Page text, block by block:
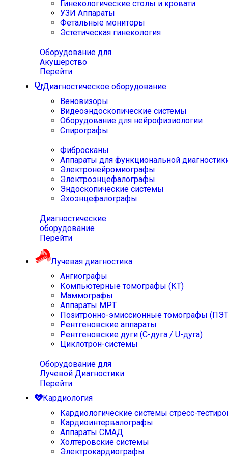
Гинекологические столы и кровати
УЗИ Аппараты
Фетальные мониторы
Эстетическая гинекология
Оборудование для
Акушерство
Перейти
Диагностическое оборудование
Веновизоры
Видеоэндоскопические системы
Оборудование для нейрофизиологии
Спирографы
Фибросканы
Аппараты для функциональной
Электронейромиографы
Электроэнцефалографы
Эндоскопические системы
Эхоэнцефалографы
Диагностические
оборудование
Перейти
Лучевая диагностика
Ангиографы
Компьютерные томографы (КТ)
Маммографы
Аппараты МРТ
Позитронно-эмиссионные томографы
Рентгеновские аппараты
Рентгеновские дуги (С-дуга / U-дуга)
Циклотрон-системы
Оборудование для
Лучевой Диагностики
Перейти
Кардиология
Кардиологические системы стресс-
Кардиоинтервалографы
Аппараты СМАД
Холтеровские системы
Электрокардиографы